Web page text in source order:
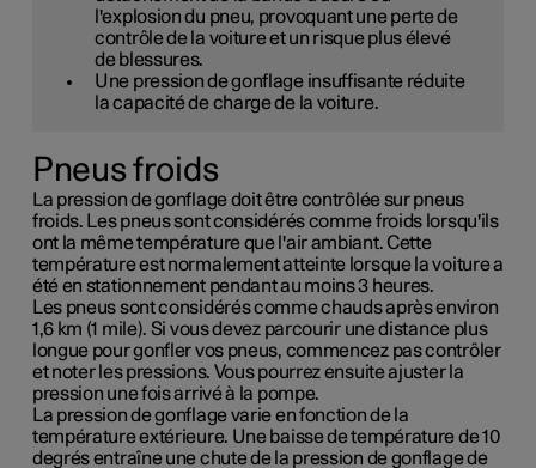
l'explosion du pneu, provoquant une perte de
contrôle de la voiture et un risque plus élevé
de blessures.
Une pression de gonflage insuffisante réduite
la capacité de charge de la voiture.
Pneus froids
La pression de gonflage doit être contrôlée sur pneus
froids. Les pneus sont considérés comme froids lorsqu'ils
ont la même température que l'air ambiant. Cette
température est normalement atteinte lorsque la voiture a
été en stationnement pendant au moins 3 heures.
Les pneus sont considérés comme chauds après environ
1,6 km (1 mile). Si vous devez parcourir une distance plus
longue pour gonfler vos pneus, commencez pas contrôler
et noter les pressions. Vous pourrez ensuite ajuster la
pression une fois arrivé à la pompe.
La pression de gonflage varie en fonction de la
température extérieure. Une baisse de température de 10
degrés entraîne une chute de la pression de gonflage de